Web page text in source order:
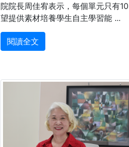
院院長周佳宥表示，每個單元只有
望提供素材培養學生自主學習能 ...
閱讀全文